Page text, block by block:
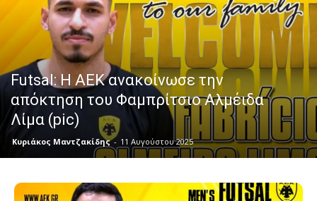
Futsal: Η ΑΕΚ ανακοίνωσε την
απόκτηση του Φαμπρίτσιο Αλμέιδα
Λίμα (pic)
Κυριάκος Μαντζακίδης - 11 Αυγούστου 2025